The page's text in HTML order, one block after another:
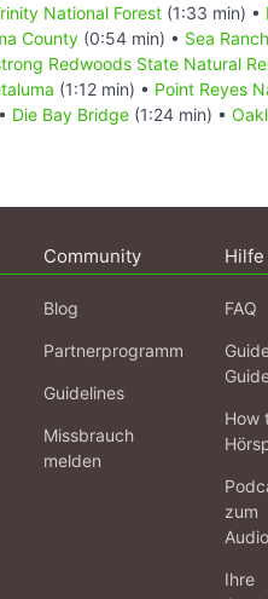
National Forest (1:33 min) •
County (0:54 min) • Sea Ranch
Redwoods State Natural
(1:12 min) • Point Reyes
Die Bay Bridge (1:24 min) •
Community
Blog
Partnerprogramm
Guidelines
Missbrauch
melden
Hilfe
FAQ
How
zum
Ihre